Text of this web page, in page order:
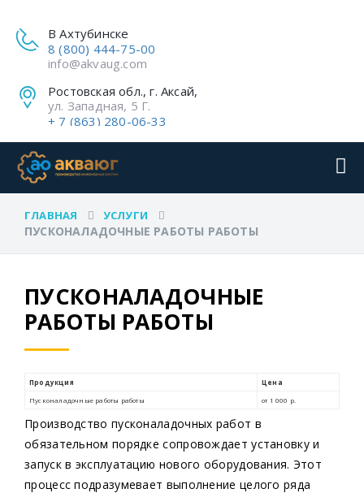
В Ахтубинске
8 (800) 444-75-00
info@akvaug.com
Ростовская обл., г. Аксай,
ул. Западная, 5 Г.
+ 7 (863) 280-06-33
ГЛАВНАЯ УСЛУГИ
ПУСКОНАЛАДОЧНЫЕ РАБОТЫ РАБОТЫ
ПУСКОНАЛАДОЧНЫЕ
РАБОТЫ РАБОТЫ
Производство пусконаладочных работ в
обязательном порядке сопровождает установку и
запуск в эксплуатацию нового оборудования. Этот
процесс подразумевает выполнение целого ряда